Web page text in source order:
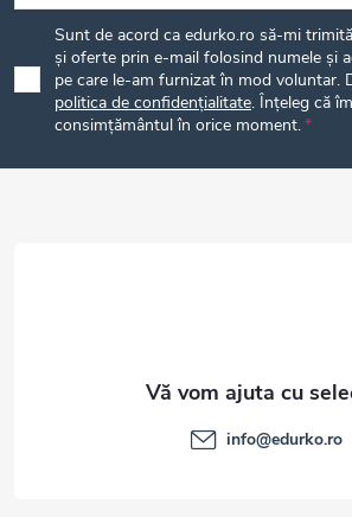
b
o
Sunt de acord ca edurko.ro să-mi
și oferte prin e-mail folosind numele și
pe care le-am furnizat în mod voluntar.
politica de confidențialitate. Înțeleg că
consimțământul în orice moment.
info@edurko.ro